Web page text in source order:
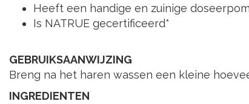
Heeft een handige en zuinige
Is NATRUE gecertificeerd*
GEBRUIKSAANWIJZING
Breng na het haren wassen een kleine
INGREDIENTEN